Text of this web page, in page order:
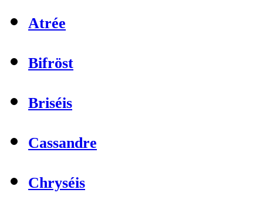
Atrée
Bifröst
Briséis
Cassandre
Chryséis